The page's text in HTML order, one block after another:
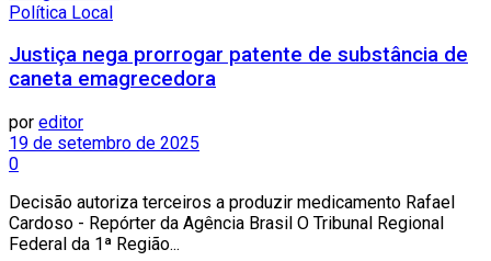
Política Local
Justiça nega prorrogar patente de substância de
caneta emagrecedora
por editor
19 de setembro de 2025
0
Decisão autoriza terceiros a produzir medicamento Rafael
Cardoso - Repórter da Agência Brasil O Tribunal Regional
Federal da 1ª Região...